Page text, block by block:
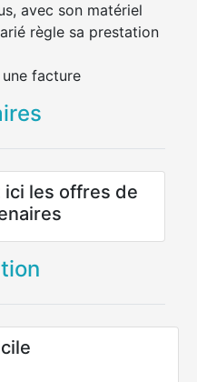
avec son matériel
règle sa prestation
facture
les offres de